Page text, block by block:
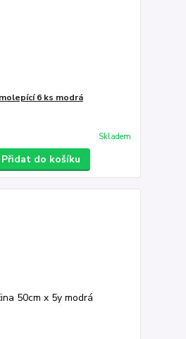
6 ks modrá
Skladem
Přidat do košíku